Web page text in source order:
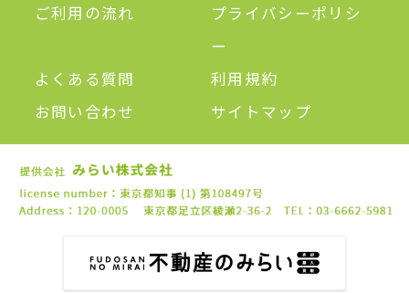
ご利用の流れ
プライバシーポリシ
ー
よくある質問
利用規約
お問い合わせ
サイトマップ